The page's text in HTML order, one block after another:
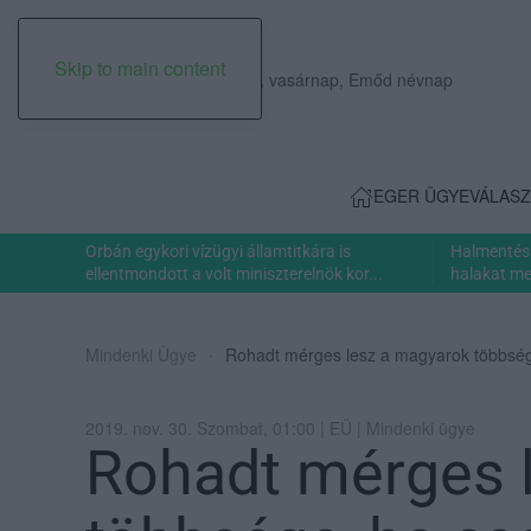
Skip to main content
2026. augusztus 09., vasárnap, Emőd névnap
EGER ÜGYE
Orbán egykori vízügyi államtitkára is
ellentmondott a volt miniszterelnök kor...
halakat
Mindenki Ügye Rohadt mérges lesz a magyarok
2019. nov. 30. Szombat, 01:00 | EÜ | Mindenki ügye
Rohadt mérges